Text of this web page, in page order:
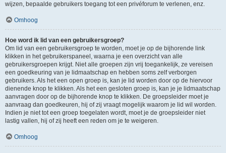
wijzen, bepaalde gebruikers toegang tot een privéforum te verlenen, enz.
Omhoog
Hoe word ik lid van een gebruikersgroep?
Om lid van een gebruikersgroep te worden, moet je op de bijhorende link
klikken in het gebruikerspaneel, waarna je een overzicht van alle
gebruikersgroepen krijgt. Niet alle groepen zijn vrij toegankelijk, ze vereisen
een goedkeuring van je lidmaatschap en hebben soms zelf verborgen
gebruikers. Als het een open groep is, kan je lid worden door op de hiervoor
dienende knop te klikken. Als het een gesloten groep is, kan je je lidmaatschap
aanvragen door op de bijhorende knop te klikken. De groepsleider moet je
aanvraag dan goedkeuren, hij of zij vraagt mogelijk waarom je lid wil worden.
Indien je niet tot een groep toegelaten wordt, moet je de groepsleider niet
lastig vallen, hij of zij heeft een reden om je te weigeren.
Omhoog